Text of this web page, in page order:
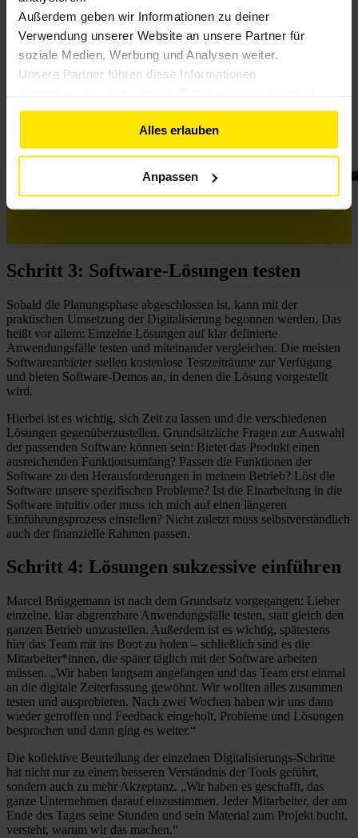
Außerdem geben wir Informationen zu deiner
Verwendung unserer Website an unsere Partner für
soziale Medien, Werbung und Analysen weiter.
Unsere Partner führen diese Informationen
ihnen bereitgestellt hast oder die sie im Rahmen deiner
Nutzung der Dienste gesammelt haben. Weitere
Informationen findest du in unserer
Datenschutzerklärung
Alles erlauben
Anpassen
Schritt 3: Software-Lösungen testen
Sobald die Planungsphase abgeschlossen ist, kann mit der
praktischen Umsetzung der Digitalisierung begonnen werden. Das
heißt vor allem: Einzelne Lösungen auf klar definierte
Anwendungsfälle testen und miteinander vergleichen. Die meisten
Softwareanbieter stellen kostenlose Testzeiträume zur Verfügung
und bieten Software-Demos an, in denen die Lösung vorgestellt
wird.
Hierbei ist es wichtig, sich Zeit zu lassen und die verschiedenen
Lösungen gegenüberzustellen. Grundsätzliche Fragen zur Auswahl
der passenden Software können sein: Bietet das Produkt einen
ausreichenden Funktionsumfang? Passen die Funktionen der
Software zu den Herausforderungen in meinem Betrieb? Löst die
Software unsere spezifischen Probleme? Ist die Einarbeitung in die
Software intuitiv oder muss ich mich auf einen längeren
Einführungsprozess einstellen? Nicht zuletzt muss selbstverständlich
auch der finanzielle Rahmen passen.
Schritt 4: Lösungen sukzessive einführen
Marcel Brüggemann ist nach dem Grundsatz vorgegangen: Lieber
einzelne, klar abgrenzbare Anwendungsfälle testen, statt gleich den
ganzen Betrieb umzustellen. Außerdem ist es wichtig, spätestens
hier das Team mit ins Boot zu holen – schließlich sind es die
Mitarbeiter*innen, die später täglich mit der Software arbeiten
müssen. „Wir haben langsam angefangen und das Team erst einmal
an die digitale Zeiterfassung gewöhnt. Wir wollten alles zusammen
testen und ausprobieren. Nach zwei Wochen haben wir uns dann
wieder getroffen und Feedback eingeholt, Probleme und Lösungen
besprochen und dann ging es weiter.“
Die kollektive Beurteilung der einzelnen Digitalisierungs-Schritte
hat nicht nur zu einem besseren Verständnis der Tools geführt,
sondern auch zu mehr Akzeptanz. „Wir haben es geschafft, das
ganze Unternehmen darauf einzustimmen. Jeder Mitarbeiter, der am
Ende des Tages seine Stunden und sein Material zum Projekt bucht,
versteht, warum wir das machen.“